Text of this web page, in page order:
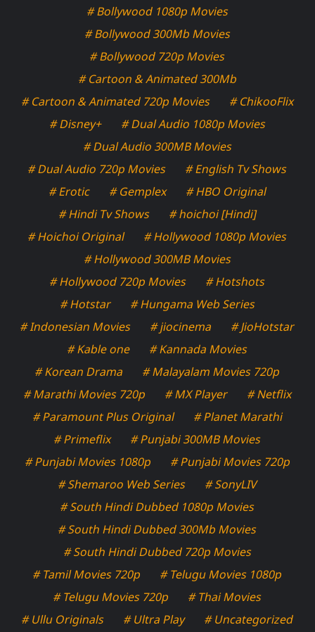
# Bollywood 1080p Movies
# Bollywood 300Mb Movies
# Bollywood 720p Movies
# Cartoon & Animated 300Mb
# Cartoon & Animated 720p Movies
# ChikooFlix
# Disney+
# Dual Audio 1080p Movies
# Dual Audio 300MB Movies
# Dual Audio 720p Movies
# English Tv Shows
# Erotic
# Gemplex
# HBO Original
# Hindi Tv Shows
# hoichoi [Hindi]
# Hoichoi Original
# Hollywood 1080p Movies
# Hollywood 300MB Movies
# Hollywood 720p Movies
# Hotshots
# Hotstar
# Hungama Web Series
# Indonesian Movies
# jiocinema
# JioHotstar
# Kable one
# Kannada Movies
# Korean Drama
# Malayalam Movies 720p
# Marathi Movies 720p
# MX Player
# Netflix
# Paramount Plus Original
# Planet Marathi
# Primeflix
# Punjabi 300MB Movies
# Punjabi Movies 1080p
# Punjabi Movies 720p
# Shemaroo Web Series
# SonyLIV
# South Hindi Dubbed 1080p Movies
# South Hindi Dubbed 300Mb Movies
# South Hindi Dubbed 720p Movies
# Tamil Movies 720p
# Telugu Movies 1080p
# Telugu Movies 720p
# Thai Movies
# Ullu Originals
# Ultra Play # Uncategorized